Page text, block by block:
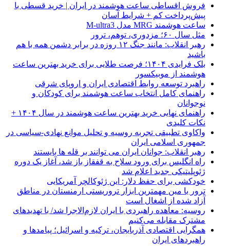
فروش اقساطی ساعت هوشمند در ایران | خرید قسطی با
پیش‌پرداخت کم + شرایط آسان
ساعت هوشمند MRG مدل M-ultra3
مثل سال ۶۰؛ مزدوری، توهم، ترور
رهبر انقلاب: مانند جنگ ۱۲ روزه در برابر دشمن همه با هم
باشید
بلک فرایدی ۱۴۰۴؛ فرصت طلایی برای خرید بهترین ساعت
هوشمند از موبیکسور
راهبرد توسعه روابط اقتصادی ایران و اروپای شرقی
راهنمای کامل انتخاب ساعت هوشمند برای کودکان و
نوجوانان
راهنمای نهایی خرید بهترین ساعت هوشمند در سال ۱۴۰۴ +
نکات کلیدی
واکاوی تطبیقی تجربه روسیه و تحلیل موانع نهادی-سیاسی در
جمهوری اسلامی ایران
رهبر انقلاب: جوانان ایران می توانند بر قله ها بایستند
راه انگلیس برای ورود سلاح به قفقاز باز شد، آغاز یک دوره
ژئوپلیتیکی جدید اعلام شد
خودکشی برای حفظ دلار: این ژئوکالچر آمریکایی
ترور با مین مهمترین ابزار تروریستی ارمنستان در مناطق
آزاد شده از اشغال است
روسیه: معاهده راهبردی با ایران لازم‌الاجرا شد/ با تهدیدهای
مشترک مقابله می‌کنیم
همگرایی اقتصادی آذربایجان، ترکیه و اسرائیل؛ پیامدها و
راهبردهای ایران